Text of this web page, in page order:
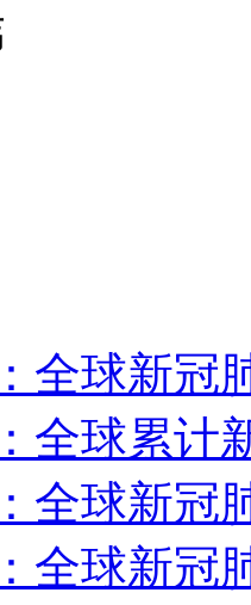
全球新冠
全球累计
全球新冠
全球新冠